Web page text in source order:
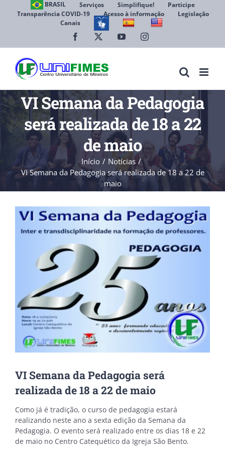
BRASIL Serviços Simplifique!
Participe
Transparência COVID-19
Acesso à informação
Legislação
Canais
Facebook YouTubeInstagram
VI Semana da Pedagogia
será realizada de 18 a 22
de maio
Início
Notícias
VI Semana da Pedagogia será realizada de 18 a 22 de
maio
View
Larger
Image
VI Semana da Pedagogia será
realizada de 18 a 22 de maio
Como já é tradição, o curso de pedagogia estará
realizando neste ano a sexta edição da Semana da
Pedagogia. O evento será realizado entre os dias 18 e 22
de maio no Centro Catequético da Igreja São Bento.